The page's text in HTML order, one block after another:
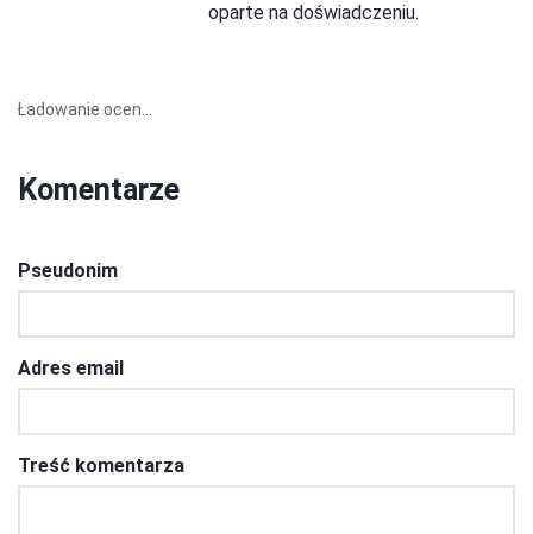
oparte na doświadczeniu.
Ładowanie ocen...
Komentarze
Pseudonim
Adres email
Treść komentarza